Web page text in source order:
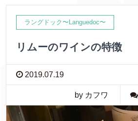
ラングドック〜Languedoc〜
リムーのワインの特徴
2019.07.19
by カフワ